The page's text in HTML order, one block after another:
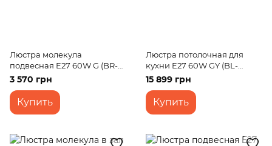
Люстра молекула
подвесная E27 60W G (BR-
01460S/3)
3 570 грн
Купить
Люстра потолочная для
кухни E27 60W GY (BL-
656C/9)
15 899 грн
Купить